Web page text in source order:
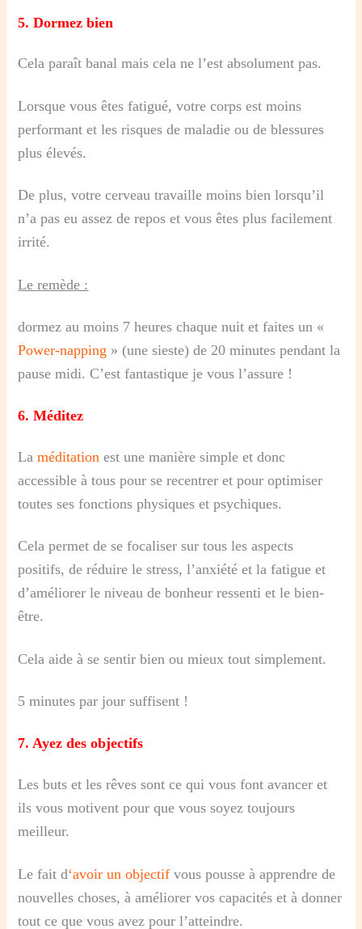
5.Dormez bien
Cela paraît banal mais cela ne l’est absolument pas.
Lorsque vous êtes fatigué, votre corps est moins
performant et les risques de maladie ou de blessures
plus élevés.
De plus, votre cerveau travaille moins bien lorsqu’il
n’a pas eu assez de repos et vous êtes plus facilement
irrité.
Le remède :
dormez au moins 7 heures chaque nuit et faites un «
Power-napping » (une sieste) de 20 minutes pendant la
pause midi. C’est fantastique je vous l’assure !
6.Méditez
Laméditation est une manière simple et donc
accessible à tous pour se recentrer et pour optimiser
toutes ses fonctions physiques et psychiques.
Cela permet de se focaliser sur tous les aspects
positifs, de réduire le stress, l’anxiété et la fatigue et
d’améliorer le niveau de bonheur ressenti et le bien-
être.
Cela aide à se sentir bien ou mieux tout simplement.
5 minutes par jour suffisent !
7.Ayez des objectifs
Les buts et les rêves sont ce qui vous font avancer et
ils vous motivent pour que vous soyez toujours
meilleur.
Le fait d‘avoir un objectif vous pousse à apprendre de
nouvelles choses, à améliorer vos capacités et à donner
tout ce que vous avez pour l’atteindre.